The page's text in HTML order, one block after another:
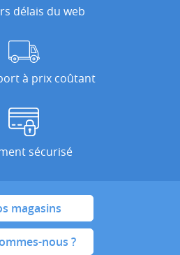
délais du web
à prix coûtant
sécurisé
magasins
nous ?